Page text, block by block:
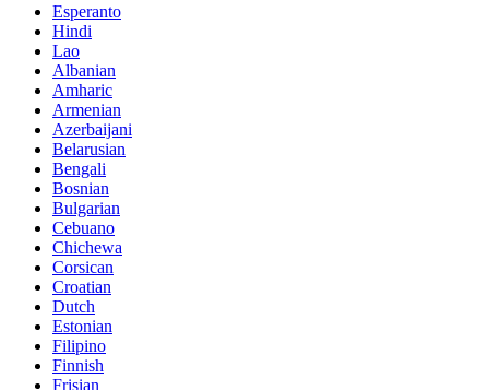
Esperanto
Hindi
Lao
Albanian
Amharic
Armenian
Azerbaijani
Belarusian
Bengali
Bosnian
Bulgarian
Cebuano
Chichewa
Corsican
Croatian
Dutch
Estonian
Filipino
Finnish
Frisian